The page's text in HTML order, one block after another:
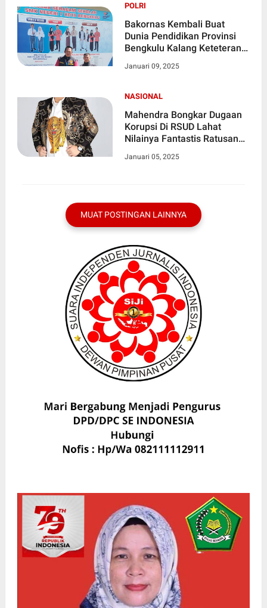
POLRI
Bakornas Kembali Buat
Dunia Pendidikan Provinsi
Bengkulu Kalang Keteteran
Berkedok Sumbangan
Januari 09, 2025
NASIONAL
Mahendra Bongkar Dugaan
Korupsi Di RSUD Lahat
Nilainya Fantastis Ratusan
Januari 05, 2025
MUAT POSTINGAN LAINNYA